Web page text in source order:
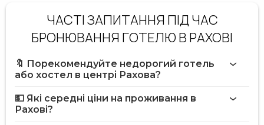
ЧАСТІ ЗАПИТАННЯ ПІД ЧАС
БРОНЮВАННЯ ГОТЕЛЮ В РАХОВІ
🔖 Порекомендуйте недорогий готель
або хостел в центрі Рахова?
💵 Які середні ціни на проживання в
Рахові?